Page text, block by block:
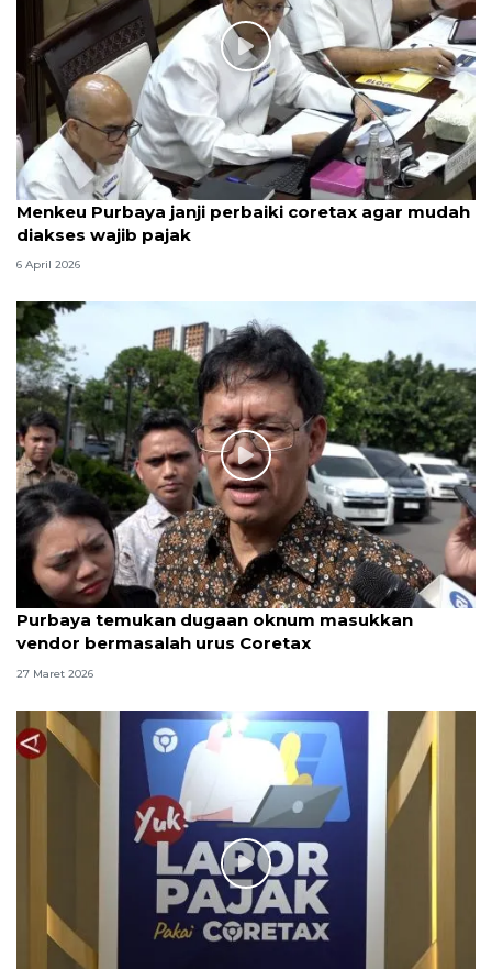
Menkeu Purbaya janji perbaiki coretax agar mudah
diakses wajib pajak
6 April 2026
Purbaya temukan dugaan oknum masukkan
vendor bermasalah urus Coretax
27 Maret 2026